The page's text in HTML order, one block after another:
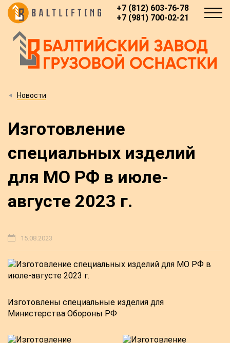
+7 (812) 603-76-78
+7 (981) 700-02-21
Новости
Изготовление
специальных изделий
для МО РФ в июле-
августе 2023 г.
15.08.2023
Изготовлены специальные изделия для
Министерства Обороны РФ